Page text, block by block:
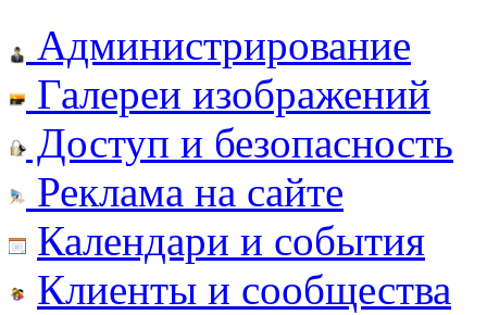
Администрирование
Галереи изображений
Доступ и безопасность
Реклама на сайте
Календари и события
Клиенты и сообщества